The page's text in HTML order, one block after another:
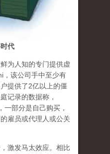
代
为人知的专门提供虚
，该公司手中至少有
提供了2亿以上的僵
记录的数据称，
一部分是自己购买，
雇员或代理人或公关
激发马太效应。相比